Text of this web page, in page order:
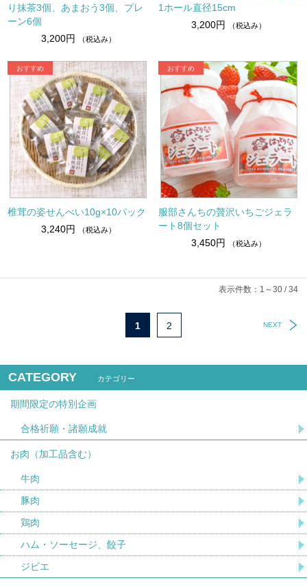
り抹茶3個、あまおう3個、プレ
ーン6個
3,200円
（税込み）
1ホール直径15cm
3,200円
（税込み）
椎茸の姿せんべい10g×10パック
3,240円
（税込み）
服部さんちの贅沢いちごジェラ
ート8個セット
3,450円
（税込み）
表示件数：1～30 / 34
NEXT
1 2
CATEGORY カテゴリー
期間限定の特別企画
合格祈願・諸願成就
お肉（加工品含む）
牛肉
豚肉
鶏肉
ハム・ソーセージ、餃子
ジビエ